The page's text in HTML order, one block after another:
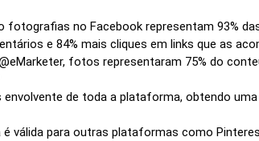
fotografias no Facebook representam 93%
e 84% mais cliques em links que as
fotos representaram 75% do
de toda a plataforma, obtendo
válida para outras plataformas como